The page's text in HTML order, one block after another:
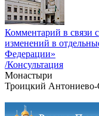
Комментарий в связи
изменений в
Федерации»
/Консультация
Монастыри
Троицкий